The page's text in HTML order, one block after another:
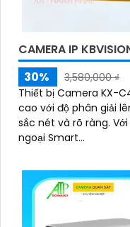
CAMERA IP
30%
3,580,000 ₫
Thiết bị Camera KX-
cao với độ phân giải
sắc nét và rõ ràng. Với chức năng thông minh và hồng
ngoại Smart...